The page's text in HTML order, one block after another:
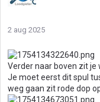
2 aug 2025
Verder naar boven zit je
Je moet eerst dit spul
weg gaan zit rode dop